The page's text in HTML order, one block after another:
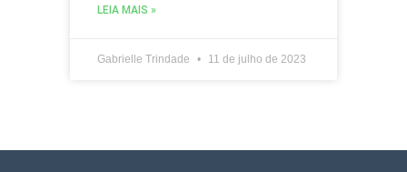
LEIA MAIS »
Gabrielle Trindade 11 de julho de 2023